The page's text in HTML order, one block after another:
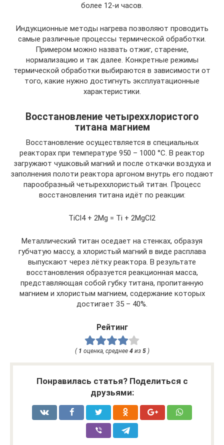
более 12-и часов.
Индукционные методы нагрева позволяют проводить
самые различные процессы термической обработки.
Примером можно назвать отжиг, старение,
нормализацию и так далее. Конкретные режимы
термической обработки выбираются в зависимости от
того, какие нужно достигнуть эксплуатационные
характеристики.
Восстановление четыреххлористого
титана магнием
Восстановление осуществляется в специальных
реакторах при температуре 950 – 1000 °С. В реактор
загружают чушковый магний и после откачки воздуха и
заполнения полоти реактора аргоном внутрь его подают
парообразный четыреххлористый титан. Процесс
восстановления титана идёт по реакции:
TiCl4 + 2Mg = Ti + 2MgCl2
Металлический титан оседает на стенках, образуя
губчатую массу, а хлористый магний в виде расплава
выпускают через лётку реактора. В результате
восстановления образуется реакционная масса,
представляющая собой губку титана, пропитанную
магнием и хлористым магнием, содержание которых
достигает 35 – 40%.
Рейтинг
( 1 оценка, среднее 4из 5)
Понравилась статья? Поделиться с
друзьями: